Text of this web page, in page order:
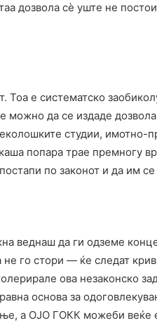
дозвола сè уште не
Тоа е систематско
можно да се издаде
студии, имотно-
попара трае премногу
по законот и да им
веднаш да ги одземе
го стори — ќе следат
ова незаконско
основа за
а ОЈО ГОКК можеби веќе